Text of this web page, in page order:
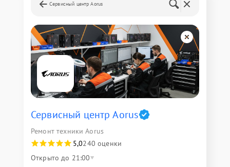
Сервисный центр Aorus
Сервисный центр Aorus
Ремонт техники Aorus
5,0240 оценки
Открыто до 21:00